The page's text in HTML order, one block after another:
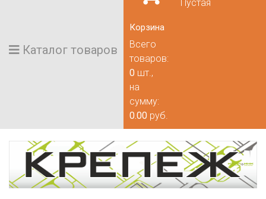
Каталог товаров
Пустая
Корзина
Всего
товаров:
0 шт.,
на
сумму:
0.00 руб.